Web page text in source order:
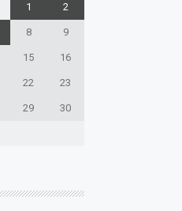
1 2
8 9
15 16
22 23
29 30